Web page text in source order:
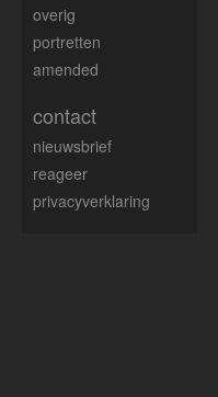
overig
portretten
amended
contact
nieuwsbrief
reageer
privacyverklaring